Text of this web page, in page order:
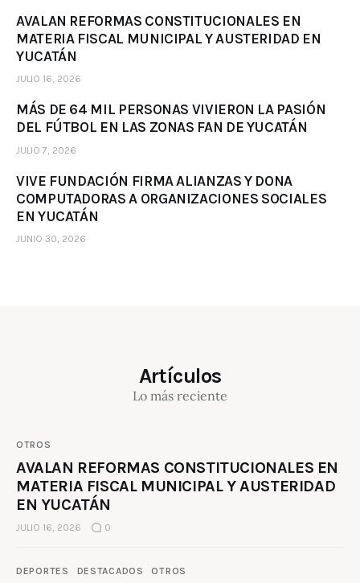
AVALAN REFORMAS CONSTITUCIONALES EN
MATERIA FISCAL MUNICIPAL Y AUSTERIDAD EN
YUCATÁN
JULIO 16, 2026
MÁS DE 64 MIL PERSONAS VIVIERON LA PASIÓN
DEL FÚTBOL EN LAS ZONAS FAN DE YUCATÁN
JULIO 7, 2026
VIVE FUNDACIÓN FIRMA ALIANZAS Y DONA
COMPUTADORAS A ORGANIZACIONES SOCIALES
EN YUCATÁN
JUNIO 30, 2026
Artículos
Lo más reciente
OTROS
AVALAN REFORMAS CONSTITUCIONALES EN
MATERIA FISCAL MUNICIPAL Y AUSTERIDAD
EN YUCATÁN
JULIO 16, 2026 0
DEPORTES DESTACADOS OTROS